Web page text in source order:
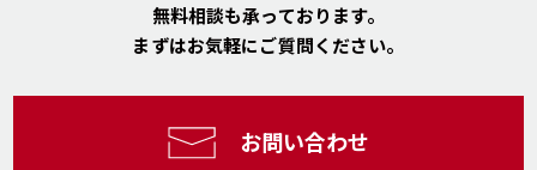
無料相談も承っております。
まずはお気軽にご質問ください。
お問い合わせ